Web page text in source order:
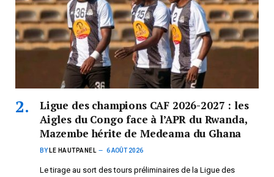
Ligue des champions CAF 2026-2027 : les
Aigles du Congo face à l’APR du Rwanda,
Mazembe hérite de Medeama du Ghana
BY LE HAUTPANEL 6 AOÛT 2026
Le tirage au sort des tours préliminaires de la Ligue des